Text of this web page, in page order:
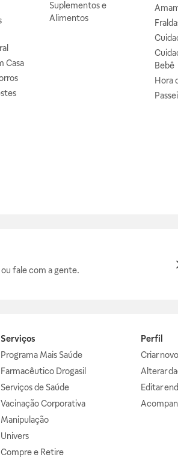
Casa
Suplementos e
Alimentos
Bebê
Hora
fale com a gente.
Serviços
Programa Mais Saúde
Farmacêutico Drogasil
Serviços de Saúde
Vacinação Corporativa
Manipulação
Univers
Compre e Retire
Perfil
Criar
Alterar
Editar